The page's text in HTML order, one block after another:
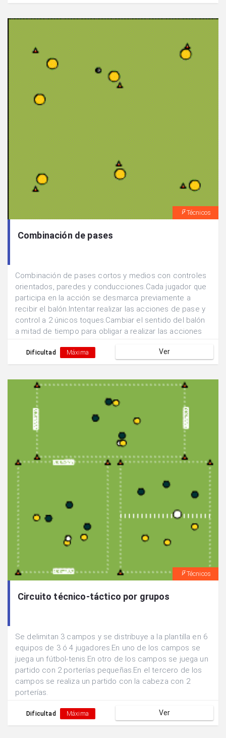
Técnicos
Combinación de pases
Combinación de pases cortos y medios con controles
orientados, paredes y conducciones.Cada jugador que
participa en la acción se desmarca previamente a
recibir el balón.Intentar realizar las acciones de pase y
control a 2 únicos toques.Cambiar el sentido del balón
a mitad de tiempo para obligar a realizar las acciones
Dificultad Máxima Ver
Técnicos
Circuito técnico-táctico por grupos
Se delimitan 3 campos y se distribuye a la plantilla en 6
equipos de 3 ó 4 jugadores.En uno de los campos se
juega un fútbol-tenis.En otro de los campos se juega un
partido con 2 porterías pequeñas.En el tercero de los
campos se realiza un partido con la cabeza con 2
porterías.
Dificultad Máxima Ver